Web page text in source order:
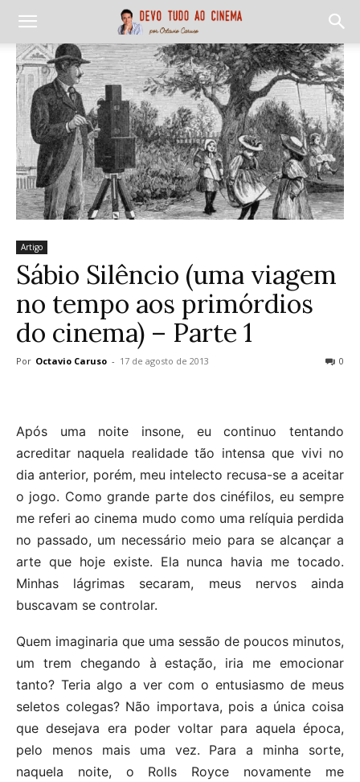
Artigo
Sábio Silêncio (uma viagem
no tempo aos primórdios
do cinema) – Parte 1
Por Octavio Caruso - 17 de agosto de 2013 0
Após uma noite insone, eu continuo tentando
acreditar naquela realidade tão intensa que vivi no
dia anterior, porém, meu intelecto recusa-se a aceitar
o jogo. Como grande parte dos cinéfilos, eu sempre
me referi ao cinema mudo como uma relíquia perdida
no passado, um necessário meio para se alcançar a
arte que hoje existe. Ela nunca havia me tocado.
Minhas lágrimas secaram, meus nervos ainda
buscavam se controlar.
Quem imaginaria que uma sessão de poucos minutos,
um trem chegando à estação, iria me emocionar
tanto? Teria algo a ver com o entusiasmo de meus
seletos colegas? Não importava, pois a única coisa
que desejava era poder voltar para aquela época,
pelo menos mais uma vez. Para a minha sorte,
naquela noite, o Rolls Royce novamente me